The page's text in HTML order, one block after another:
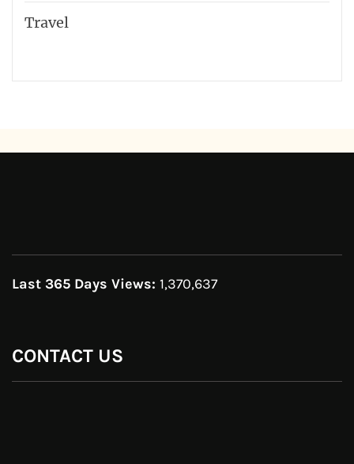
Travel
Last 365 Days Views: 1,370,637
CONTACT US